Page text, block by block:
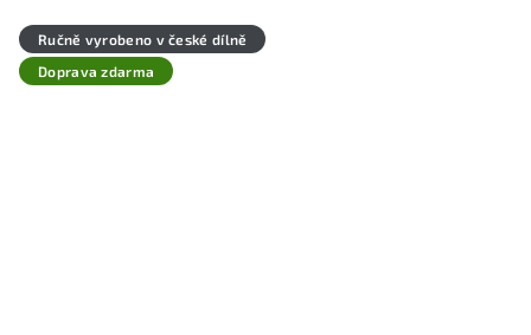
Ručně vyrobeno v české dílně
Doprava zdarma